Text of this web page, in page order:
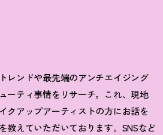
レンドや最先端のアンチエイジング
ーティ事情をリサーチ。これ、現地
クアップアーティストの方にお話を
教えていただいております。SNSなど